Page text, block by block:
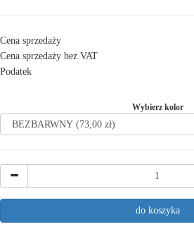
Cena sprzedaży
Cena sprzedaży bez VAT
Podatek
Wybierz kolor